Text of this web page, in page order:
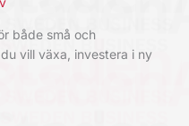
både små och
vill växa, investera i ny